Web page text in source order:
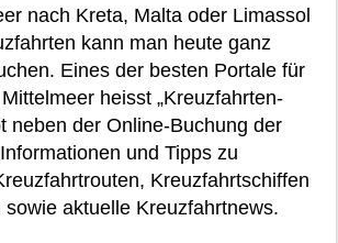
nach Kreta, Malta oder Limassol
kann man heute ganz
Eines der besten Portale für
heisst „Kreuzfahrten-
neben der Online-Buchung der
und Tipps zu
Kreuzfahrtschiffen
aktuelle Kreuzfahrtnews.